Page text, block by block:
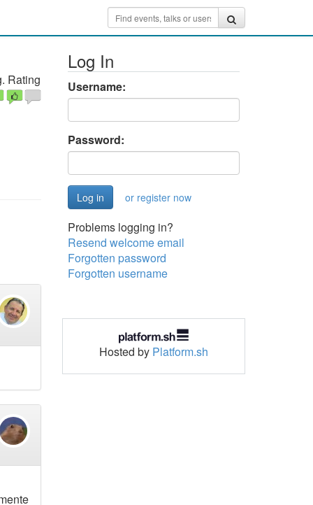
Rating
Log In
Username:
Password:
or register now
Problems logging in?
Resend welcome email
Forgotten password
Forgotten username
Hosted by Platform.sh